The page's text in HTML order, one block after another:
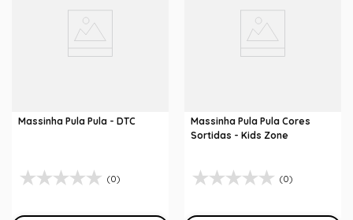
Massinha Pula Pula - DTC
(0)
Massinha Pula Pula Cores
Sortidas - Kids Zone
(0)